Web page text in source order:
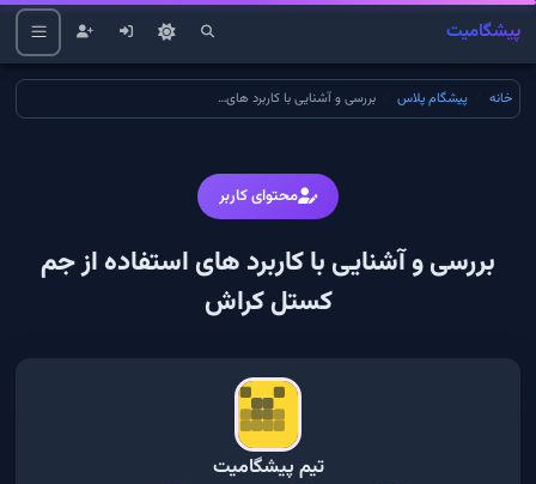
پیشگامیت
خانه پیشگام پلاس بررسی و آشنایی با کاربرد های استفاده از جم کستل کراش
محتوای کاربر
بررسی و آشنایی با کاربرد های استفاده از جم
کستل کراش
تیم پیشگامیت